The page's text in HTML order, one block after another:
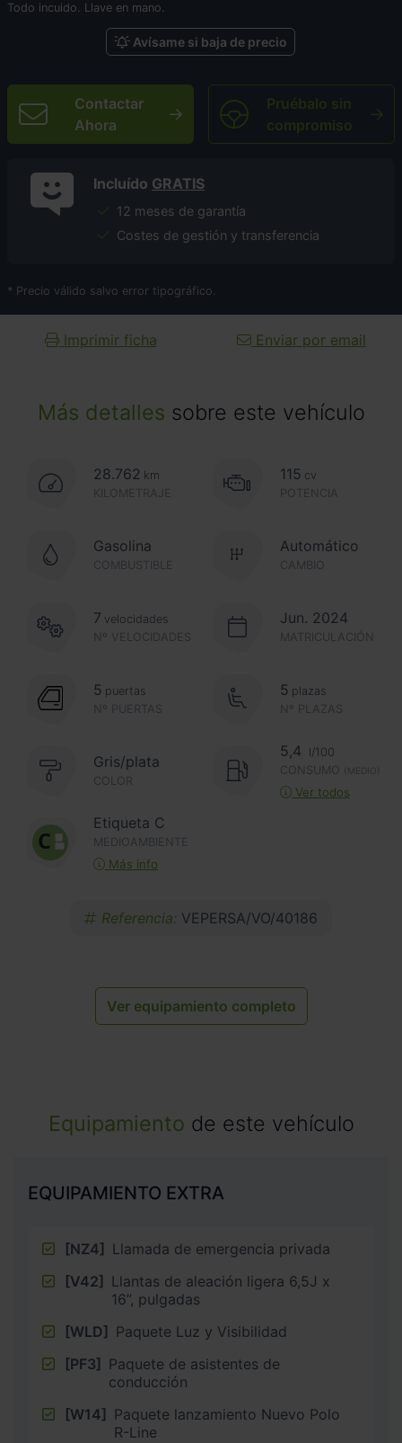
Más detalles sobre este vehículo
28.762 km
KILOMETRAJE
115 cv
POTENCIA
Gasolina
COMBUSTIBLE CAMBIO
Automático
Nº VELOCIDADES
7 velocidades Jun. 2024
MATRICULACIÓN
Nº PUERTAS
5 puertas
Nº PLAZAS
5 plazas
Gris/plata
COLOR
5,4
l/100
CONSUMO
(MEDIO)
Ver todos
Etiqueta C
MEDIOAMBIENTE
Más info
Referencia: VEPERSA/VO/40186
Ver equipamiento completo
Todo incuido. Llave en mano.
Avísame si baja de precio
Contactar
Ahora
Pruébalo sin
compromiso
Incluído GRATIS
12 meses de garantía
Costes de gestión y transferencia
* Precio válido salvo error tipográfico.
Imprimir ficha Enviar por email
Equipamiento de este vehículo
EQUIPAMIENTO EXTRA
[NZ4] Llamada de emergencia privada
[V42] Llantas de aleación ligera 6,5J x
16”, pulgadas
[WLD] Paquete Luz y Visibilidad
[PF3] Paquete de asistentes de
conducción
[W14] Paquete lanzamiento Nuevo Polo
R-Line